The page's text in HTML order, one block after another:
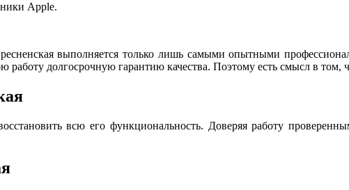
Apple.
выполняется только лишь самыми опытными
работу долгосрочную гарантию качества. Поэтому есть смысл в
всю его функциональность. Доверяя работу